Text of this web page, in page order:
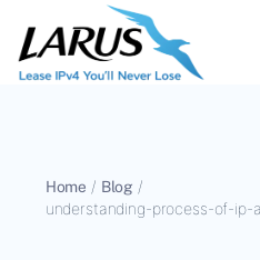
Home / Blog /
understanding-process-of-ip-